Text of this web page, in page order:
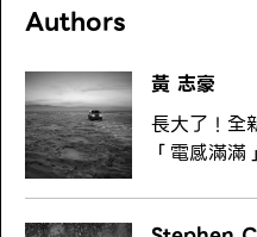
Authors
黃 志豪
長大了！
「電感滿